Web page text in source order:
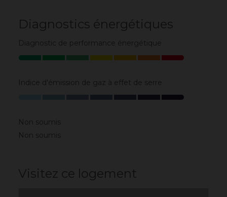
Diagnostics énergétiques
Diagnostic de performance énergétique
Indice d'émission de gaz à effet de serre
Non soumis
Non soumis
Visitez ce logement